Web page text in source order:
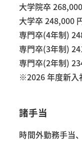
大学院卒
大学卒 248,000
専門卒(4年制)
専門卒(3年制)
専門卒(2年制)
※2026 年度新入
諸手当
時間外勤務手当